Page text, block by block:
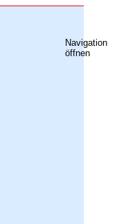
Navigation
öffnen